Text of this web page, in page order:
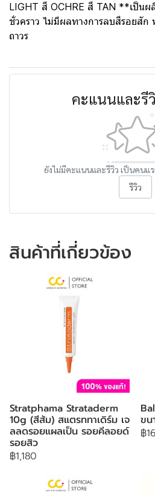
LIGHT สี OCHRE สี TAN **เป็น
ชั่วคราว ไม่มีผลทางการลบสีรอยสัก
ถาวร
คะแนนและรี
ยังไม่มีคะแนนและรีวิว เป็นคนแ
รีวิว
สินค้าที่เกี่ยวข้อง
Stratphama Strataderm
10g (สีส้ม) สแตรททาเดิร์ม เจ
ลลดรอยแผลเป็น รอยคีลอยด์
รอยสิว
฿1,180
ขน
฿